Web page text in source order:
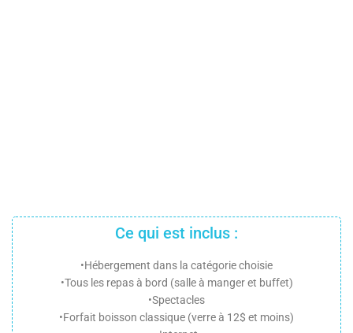
Ce qui est inclus :
•Hébergement dans la catégorie choisie
•Tous les repas à bord (salle à manger et buffet)
•Spectacles
•Forfait boisson classique (verre à 12$ et moins)